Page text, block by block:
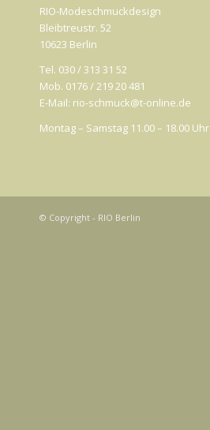
RIO-Modeschmuckdesign
Bleibtreustr. 52
10623 Berlin
Tel. 030 / 313 31 52
Mob. 0176 / 219 20 481
E-Mail: rio-schmuck@t-online.de
Montag – Samstag 11.00 – 18.00 Uhr
© Copyright - RIO Berlin